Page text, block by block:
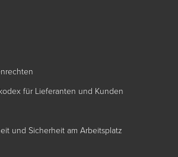
für Lieferanten und Kunden
und Sicherheit am Arbeitsplatz